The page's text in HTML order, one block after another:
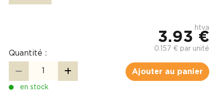
Quantité :
htva
3.93 €
0.157 € par unité
Ajouter au panier
en stock